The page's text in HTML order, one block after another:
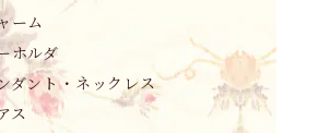
ーム
ホルダ
ダント・ネックレス
ス